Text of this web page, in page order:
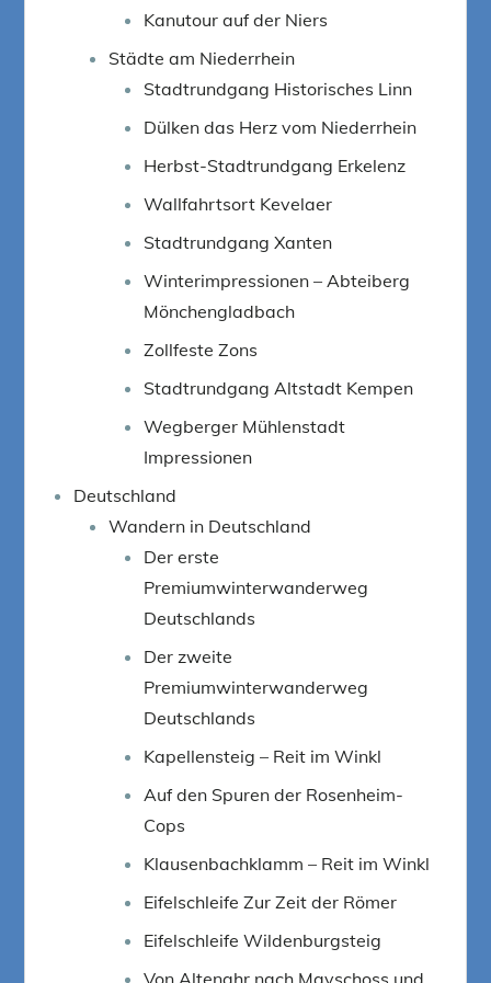
Kanutour auf der Niers
Städte am Niederrhein
Stadtrundgang Historisches Linn
Dülken das Herz vom Niederrhein
Herbst-Stadtrundgang Erkelenz
Wallfahrtsort Kevelaer
Stadtrundgang Xanten
Winterimpressionen – Abteiberg
Mönchengladbach
Zollfeste Zons
Stadtrundgang Altstadt Kempen
Wegberger Mühlenstadt
Impressionen
Deutschland
Wandern in Deutschland
Der erste
Premiumwinterwanderweg
Deutschlands
Der zweite
Premiumwinterwanderweg
Deutschlands
Kapellensteig – Reit im Winkl
Auf den Spuren der Rosenheim-
Cops
Klausenbachklamm – Reit im Winkl
Eifelschleife Zur Zeit der Römer
Eifelschleife Wildenburgsteig
Von Altenahr nach Mayschoss und